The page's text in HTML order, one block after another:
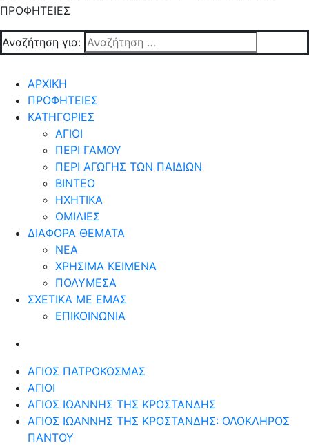
ΠΡΟΦΗΤΕΙΕΣ
Αναζήτηση για:
ΑΡΧΙΚΗ
ΠΡΟΦΗΤΕΙΕΣ
ΚΑΤΗΓΟΡΙΕΣ
ΑΓΙΟΙ
ΠΕΡΙ ΓΑΜΟΥ
ΠΕΡΙ ΑΓΩΓΗΣ ΤΩΝ ΠΑΙΔΙΩΝ
ΒΙΝΤΕΟ
ΗΧΗΤΙΚΑ
ΟΜΙΛΙΕΣ
ΔΙΑΦΟΡΑ ΘΕΜΑΤΑ
ΝΕΑ
ΧΡΗΣΙΜΑ ΚΕΙΜΕΝΑ
ΠΟΛΥΜΕΣΑ
ΣΧΕΤΙΚΑ ΜΕ ΕΜΑΣ
ΕΠΙΚΟΙΝΩΝΙΑ
ΆΓΙΟΣ ΠΑΤΡΟΚΟΣΜΆΣ
ΆΓΙΟΙ
ΆΓΙΟΣ ΙΩΆΝΝΗΣ ΤΗΣ ΚΡΟΣΤΆΝΔΗΣ
ΆΓΙΟΣ ΙΩΆΝΝΗΣ ΤΗΣ ΚΡΟΣΤΆΝΔΗΣ: ΟΛΌΚΛΗΡΟΣ
ΠΑΝΤΟΎ